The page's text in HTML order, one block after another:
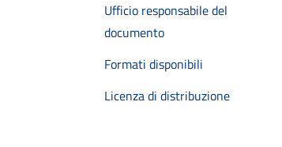
Ufficio responsabile del
documento
Formati disponibili
Licenza di distribuzione